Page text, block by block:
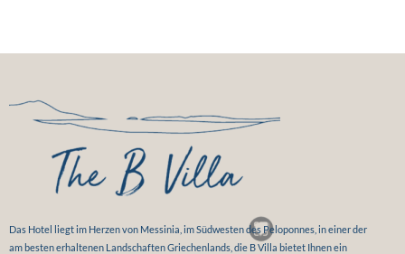
Das Hotel liegt im Herzen von Messinia, im Südwesten des Peloponnes, in einer der
am besten erhaltenen Landschaften Griechenlands, die B Villa bietet Ihnen ein